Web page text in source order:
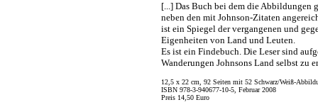
[...] Das Buch bei dem die Abbildungen
neben den mit Johnson-Zitaten
ist ein Spiegel der vergangenen und
Eigenheiten von Land und Leuten.
Es ist ein Findebuch. Die Leser sind
Wanderungen Johnsons Land selbst zu
12,5 x 22 cm, 92 Seiten mit 52 Schwarz/Weiß-
ISBN 978-3-940677-10-5, Februar 2008
Preis 14,50 Euro